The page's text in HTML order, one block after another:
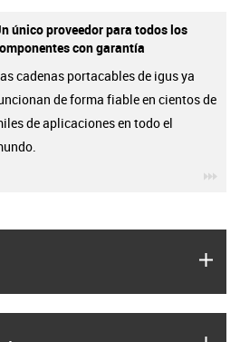
único proveedor para todos los
con garantía
cadenas portacables de igus ya
de forma fiable en cientos de
de aplicaciones en todo el